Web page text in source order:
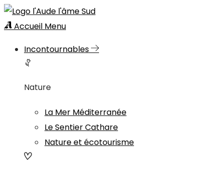
Accueil Menu
Incontournables
Nature
La Mer Méditerranée
Le Sentier Cathare
Nature et écotourisme